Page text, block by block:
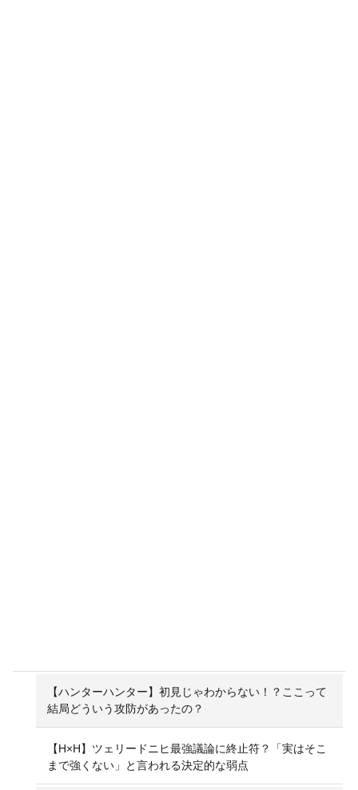
【ハンターハンター】初見じゃわからない！？ここって
結局どういう攻防があったの？
【H×H】ツェリードニヒ最強議論に終止符？「実はそこ
まで強くない」と言われる決定的な弱点